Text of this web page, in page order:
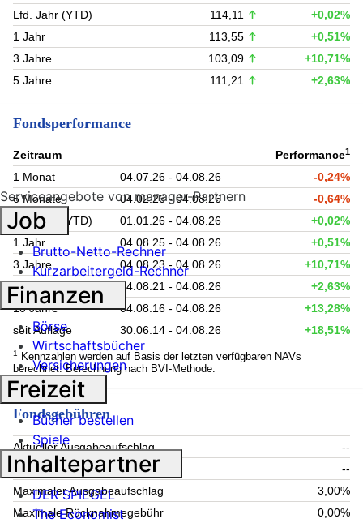
Lfd. Jahr (YTD)
114,11
+0,02%
1 Jahr
113,55
+0,51%
3 Jahre
103,09
+10,71%
5 Jahre
111,21 +2,63%
Fondsperformance
Zeitraum Performance1
1 Monat 04.07.26 - 04.08.26
-0,24%
6 Monate
04.02.26 - 04.08.26
-0,64%
Lfd. Jahr (YTD)
01.01.26 - 04.08.26
+0,02%
1 Jahr
04.08.25 - 04.08.26
+0,51%
3 Jahre
04.08.23 - 04.08.26
+10,71%
5 Jahre
04.08.21 - 04.08.26
+2,63%
10 Jahre
04.08.16 - 04.08.26
+13,28%
seit Auflage
30.06.14 - 04.08.26 +18,51%
1
Kennzahlen werden auf Basis der letzten verfügbaren NAVs
berechnet. Berechnung nach BVI-Methode.
Fondsgebühren
Aktueller Ausgabeaufschlag
--
Aktuelle Rücknahmegebühr
--
Maximaler Ausgabeaufschlag
3,00%
Maximale Rücknahmegebühr
0,00%
Serviceangebote von manager-Partnern
Job
Brutto-Netto-Rechner
Kurzarbeitergeld-Rechner
Finanzen
Börse
Wirtschaftsbücher
Versicherungen
Freizeit
Bücher bestellen
Spiele
Inhaltepartner
DER SPIEGEL
The Economist